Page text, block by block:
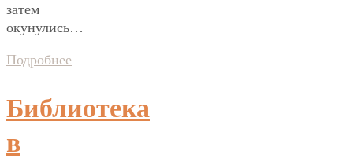
затем
окунулись…
Подробнее
Библиотека
в